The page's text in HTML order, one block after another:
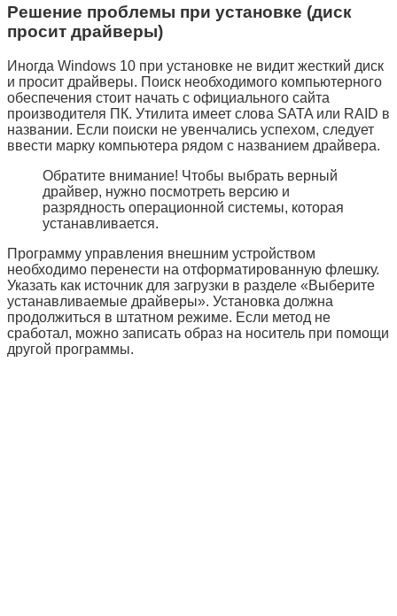
Решение проблемы при установке (диск
просит драйверы)
Иногда Windows 10 при установке не видит жесткий диск
и просит драйверы. Поиск необходимого компьютерного
обеспечения стоит начать с официального сайта
производителя ПК. Утилита имеет слова SATA или RAID в
названии. Если поиски не увенчались успехом, следует
ввести марку компьютера рядом с названием драйвера.
Обратите внимание! Чтобы выбрать верный
драйвер, нужно посмотреть версию и
разрядность операционной системы, которая
устанавливается.
Программу управления внешним устройством
необходимо перенести на отформатированную флешку.
Указать как источник для загрузки в разделе «Выберите
устанавливаемые драйверы». Установка должна
продолжиться в штатном режиме. Если метод не
сработал, можно записать образ на носитель при помощи
другой программы.